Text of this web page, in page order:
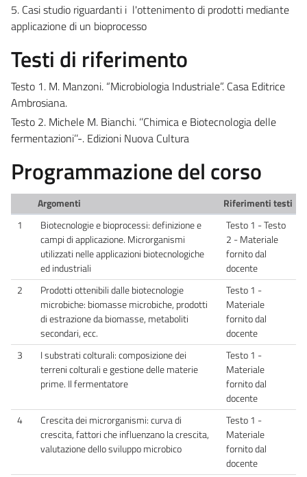
5. Casi studio riguardanti i l'ottenimentodi prodotti mediante
applicazione di un bioprocesso
Testi di riferimento
Testo 1. M. Manzoni. “Microbiologia Industriale”. Casa Editrice
Ambrosiana.
Testo 2. Michele M. Bianchi. ‘’Chimica e Biotecnologia delle
fermentazioni’’-. Edizioni Nuova Cultura
Programmazione del corso
Argomenti
Riferimenti testi
1
Biotecnologie e bioprocessi: definizione e
campi di applicazione. Microrganismi
utilizzati nelle applicazioni biotecnologiche
ed industriali
Testo 1 - Testo
2 - Materiale
fornito dal
docente
2
Prodotti ottenibili dalle biotecnologie
microbiche: biomasse microbiche, prodotti
di estrazione da biomasse, metaboliti
secondari, ecc.
Testo 1 -
Materiale
fornito dal
docente
3
I substrati colturali: composizione dei
terreni colturali e gestione delle materie
prime. Il fermentatore
Testo 1 -
Materiale
fornito dal
docente
4
Crescita dei microrganismi: curva di
crescita, fattori che influenzano la crescita,
valutazione dello sviluppo microbico
Testo 1 -
Materiale
fornito dal
docente